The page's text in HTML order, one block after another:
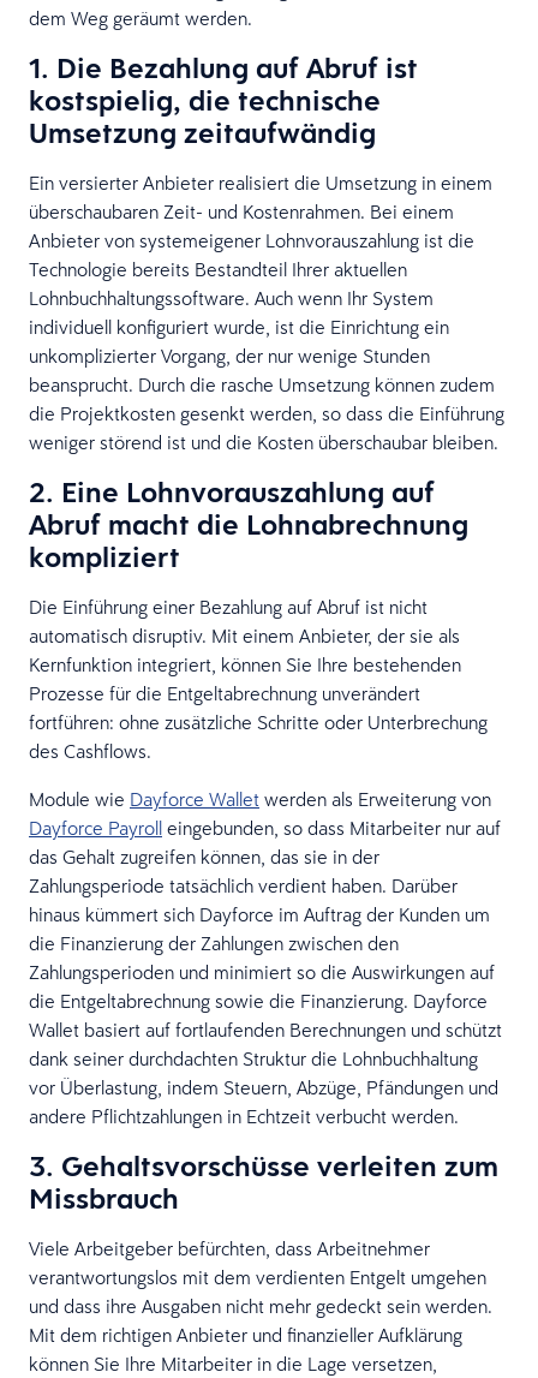
dem Weg geräumt werden.
1. Die Bezahlung auf Abruf ist
kostspielig, die technische
Umsetzung zeitaufwändig
Ein versierter Anbieter realisiert die Umsetzung in einem
überschaubaren Zeit- und Kostenrahmen. Bei einem
Anbieter von systemeigener Lohnvorauszahlung ist die
Technologie bereits Bestandteil Ihrer aktuellen
Lohnbuchhaltungssoftware. Auch wenn Ihr System
individuell konfiguriert wurde, ist die Einrichtung ein
unkomplizierter Vorgang, der nur wenige Stunden
beansprucht. Durch die rasche Umsetzung können zudem
die Projektkosten gesenkt werden, so dass die Einführung
weniger störend ist und die Kosten überschaubar bleiben.
2. Eine Lohnvorauszahlung auf
Abruf macht die Lohnabrechnung
kompliziert
Die Einführung einer Bezahlung auf Abruf ist nicht
automatisch disruptiv. Mit einem Anbieter, der sie als
Kernfunktion integriert, können Sie Ihre bestehenden
Prozesse für die Entgeltabrechnung unverändert
fortführen: ohne zusätzliche Schritte oder Unterbrechung
des Cashflows.
Module wie Dayforce Wallet werden als Erweiterung von
Dayforce Payroll eingebunden, so dass Mitarbeiter nur auf
das Gehalt zugreifen können, das sie in der
Zahlungsperiode tatsächlich verdient haben. Darüber
hinaus kümmert sich Dayforce im Auftrag der Kunden um
die Finanzierung der Zahlungen zwischen den
Zahlungsperioden und minimiert so die Auswirkungen auf
die Entgeltabrechnung sowie die Finanzierung. Dayforce
Wallet basiert auf fortlaufenden Berechnungen und schützt
dank seiner durchdachten Struktur die Lohnbuchhaltung
vor Überlastung, indem Steuern, Abzüge, Pfändungen und
andere Pflichtzahlungen in Echtzeit verbucht werden.
3. Gehaltsvorschüsse verleiten zum
Missbrauch
Viele Arbeitgeber befürchten, dass Arbeitnehmer
verantwortungslos mit dem verdienten Entgelt umgehen
und dass ihre Ausgaben nicht mehr gedeckt sein werden.
Mit dem richtigen Anbieter und finanzieller Aufklärung
können Sie Ihre Mitarbeiter in die Lage versetzen,